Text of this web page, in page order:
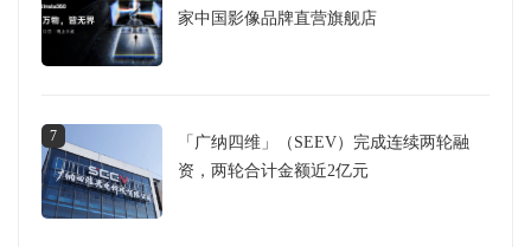
家中国影像品牌直营旗舰店
7
「广纳四维」（SEEV）完成连续两轮融
资，两轮合计金额近2亿元